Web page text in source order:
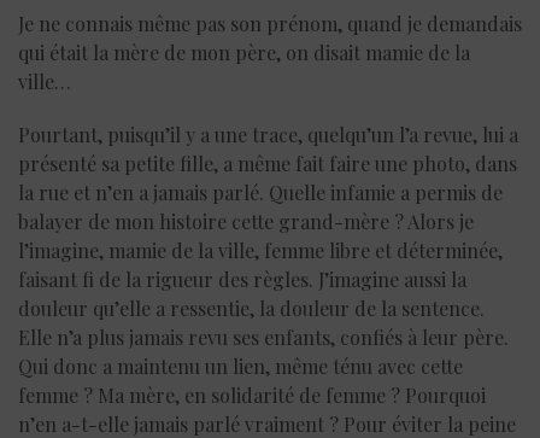
Je ne connais même pas son prénom, quand je demandais
qui était la mère de mon père, on disait mamie de la
ville…
Pourtant, puisqu’il y a une trace, quelqu’un l’a revue, lui a
présenté sa petite fille, a même fait faire une photo, dans
la rue et n’en a jamais parlé. Quelle infamie a permis de
balayer de mon histoire cette grand-mère ? Alors je
l’imagine, mamie de la ville, femme libre et déterminée,
faisant fi de la rigueur des règles. J’imagine aussi la
douleur qu’elle a ressentie, la douleur de la sentence.
Elle n’a plus jamais revu ses enfants, confiés à leur père.
Qui donc a maintenu un lien, même ténu avec cette
femme ? Ma mère, en solidarité de femme ? Pourquoi
n’en a-t-elle jamais parlé vraiment ? Pour éviter la peine